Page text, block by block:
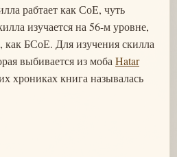
рабтает как СоЕ, чуть
изучается на 56-м уровне,
как БСоЕ. Для изучения скилла
выбивается из моба Hatar
хрониках книга называлась